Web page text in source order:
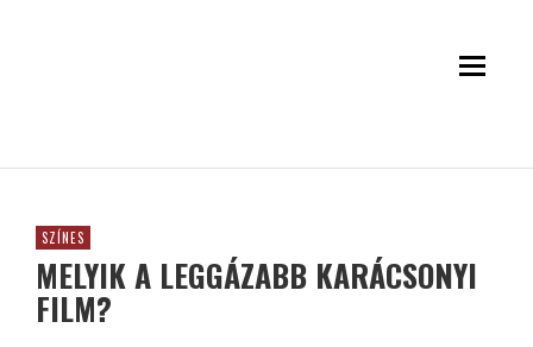
SZÍNES
MELYIK A LEGGÁZABB KARÁCSONYI
FILM?